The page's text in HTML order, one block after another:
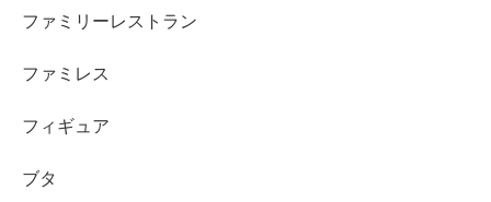
ファミリーレストラン
ファミレス
フィギュア
ブタ